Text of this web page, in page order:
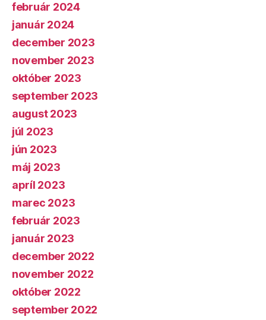
február 2024
január 2024
december 2023
november 2023
október 2023
september 2023
august 2023
júl 2023
jún 2023
máj 2023
apríl 2023
marec 2023
február 2023
január 2023
december 2022
november 2022
október 2022
september 2022